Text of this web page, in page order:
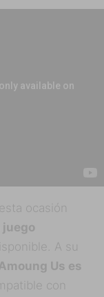
ocasión
juego
A su
Us es
con